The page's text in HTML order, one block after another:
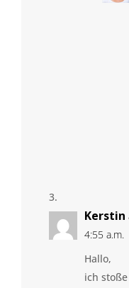
Kerstin
4:55 a.m.
Hallo,
ich